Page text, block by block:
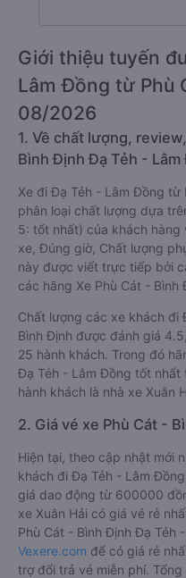
Giới thiệu tuyến
Lâm Đồng từ Phù
08/2026
1. Về chất lượng,
Bình Định Đạ Tẻh - Lâm
Xe đi Đạ Tẻh - Lâm Đồng
phân loại chất lượng dựa
5: tốt nhất) của khách
xe, Đúng giờ, Chất lượng
này được viết trực tiếp bởi
các hãng Xe Phù Cát -
Chất lượng các xe khách đi
Bình Định được đánh giá
25 hành khách. Trong đó
Đạ Tẻh - Lâm Đồng tốt
hành khách là nhà xe Xuân
2. Giá vé xe Phù Cát -
Hiện tại, theo cập nhật mới
khách đi Đạ Tẻh - Lâm
giá dao động từ 600000
xe Xuân Hải có giá vé rẻ
Phù Cát - Bình Định Đạ Tẻh
Vexere.com để có giá rẻ
trợ đổi trả vé miễn phí.